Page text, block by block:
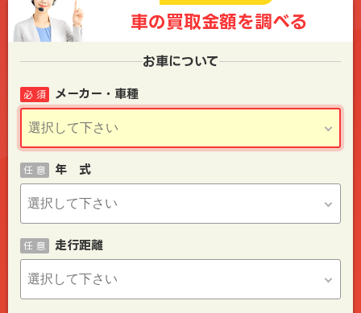
車の買取金額を調べる
お車について
メーカー・車種
必 須
年 式
任 意
走行距離
任 意